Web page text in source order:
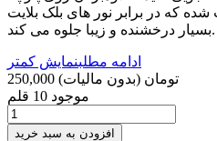
که در برابر نور های بلک بلایت
بسیار درخشنده و زیبا جلوه می کند.
ادامه مطلبنمایش کمتر
250,000 تومان (بدون مالیات)
موجود 10 قلم
افزودن به سبد خرید